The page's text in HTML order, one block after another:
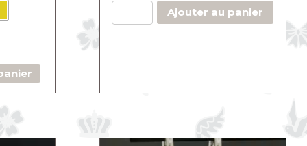
Ajouter au panier